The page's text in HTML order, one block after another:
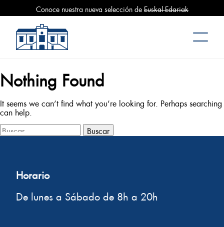
Conoce nuestra nueva selección de Euskal Edariak
Mercado La Bretxa
Nothing Found
It seems we can’t find what you’re looking for. Perhaps searching
can help.
Buscar:
Horario
De lunes a Sábado de 8h a 20h